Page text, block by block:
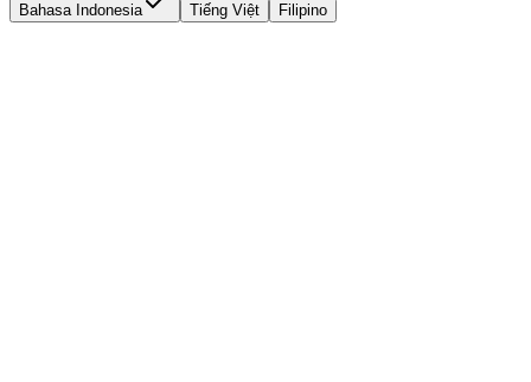
Bahasa Indonesia Tiếng Việt Filipino